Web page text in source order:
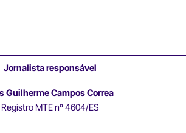
Jornalista responsável
Guilherme Campos Correa
Registro MTE nº 4604/ES